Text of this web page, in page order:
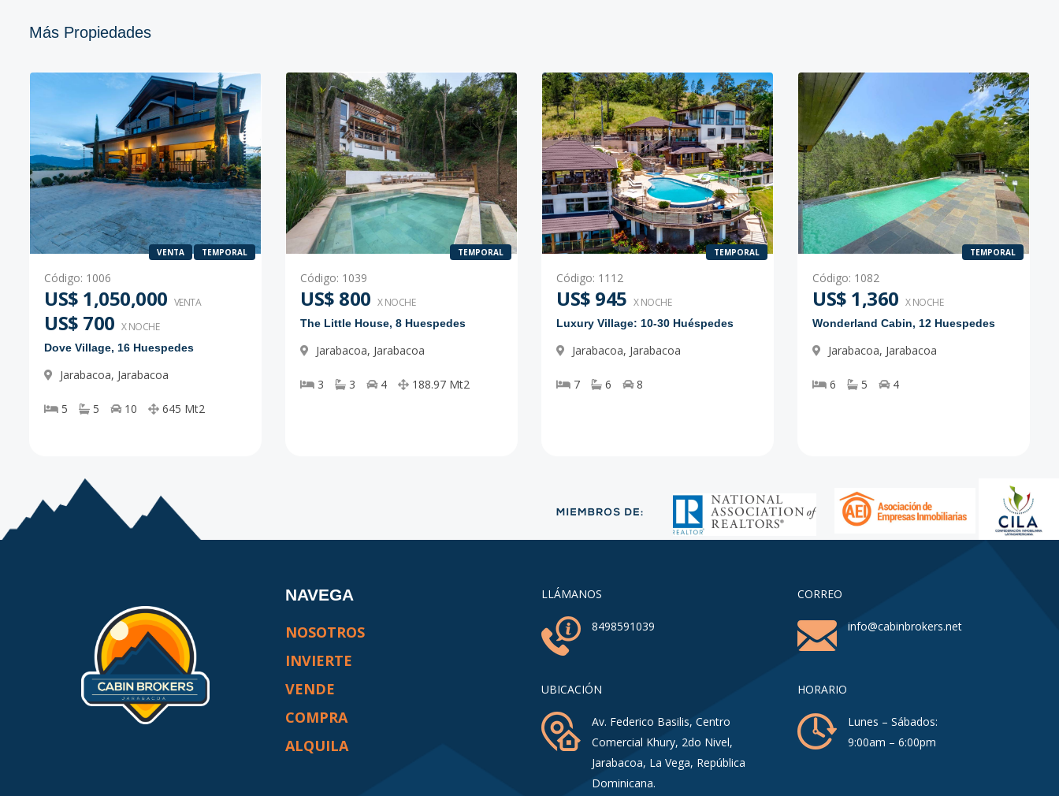
Más Propiedades
VENTA TEMPORAL
Código: 1006
US$ 1,050,000 VENTA
US$ 700 X NOCHE
Dove Village, 16 Huespedes
Jarabacoa, Jarabacoa
5 5 10 645 Mt2
TEMPORAL
Código: 1039
US$ 800 X NOCHE
The Little House, 8 Huespedes
Jarabacoa, Jarabacoa
3 3 4 188.97 Mt2
TEMPORAL
Código: 1112
US$ 945 X NOCHE
Luxury Village: 10-30 Huéspedes
Jarabacoa, Jarabacoa
7 6 8
TEMPORAL
Código: 1082
US$ 1,360 X NOCHE
Wonderland Cabin, 12 Huespedes
Jarabacoa, Jarabacoa
6 5 4
NAVEGA
NOSOTROS
INVIERTE
VENDE
COMPRA
ALQUILA
LLÁMANOS
8498591039
UBICACIÓN
Av. Federico Basilis, Centro
Comercial Khury, 2do Nivel,
Jarabacoa, La Vega, República
Dominicana.
CORREO
info@cabinbrokers.net
HORARIO
Lunes – Sábados:
9:00am – 6:00pm